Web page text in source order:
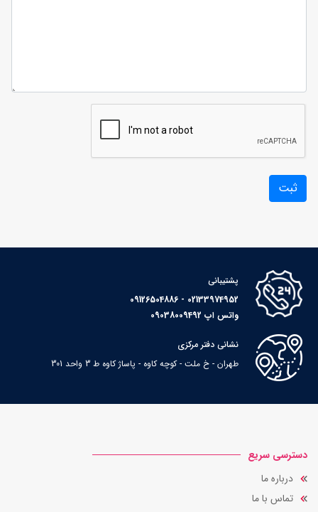
پشتیبانی
02133974952 - 09126504886
واتس اپ 09038009492
نشانی دفتر مرکزی
طهران - خ ملت - کوچه کاوه - پاساژ کاوه ط 3 واحد 301
دسترسی سریع
درباره ما
تماس با ما